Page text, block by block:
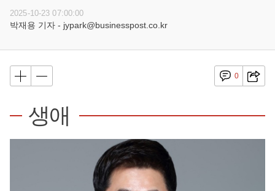
2025-10-23 07:00:00
박재용 기자 - jypark@businesspost.co.kr
0
생애